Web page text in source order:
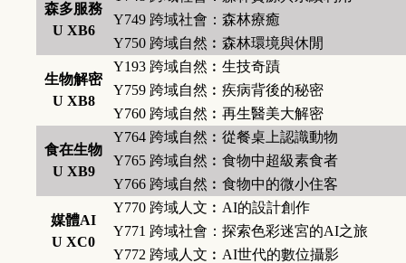
森多服務
U XB6
Y749 跨域社會：森林療癒
Y750 跨域自然︰森林環境與休閒
生物解密
U XB8
Y193 跨域自然︰生技奇蹟
Y759 跨域自然︰疾病背後的秘密
Y760 跨域自然︰再生醫美大解密
食在生物
U XB9
Y764 跨域自然︰從餐桌上認識動物
Y765 跨域自然︰食物中超級素食者
Y766 跨域自然︰食物中的微小住客
媒體AI
U XC0
Y770 跨域人文︰AI的設計創作
Y771 跨域社會：探索色彩迷宮的AI之旅
Y772 跨域人文︰AI世代的數位攝影